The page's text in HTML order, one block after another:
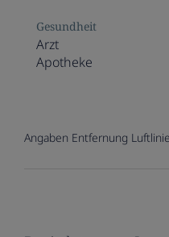
Gesundheit
Arzt
Apotheke
Angaben Entfernung